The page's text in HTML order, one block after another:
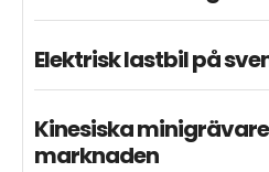
Elektrisk lastbil på
Kinesiska
marknaden